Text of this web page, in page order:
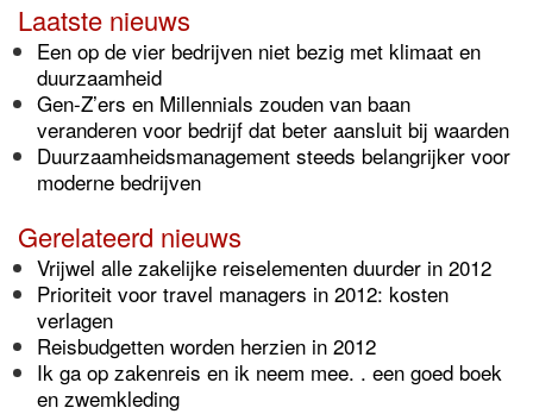
Laatste nieuws
Een op de vier bedrijven niet bezig met klimaat en
duurzaamheid
Gen-Z’ers en Millennials zouden van baan
veranderen voor bedrijf dat beter aansluit bij waarden
Duurzaamheidsmanagement steeds belangrijker voor
moderne bedrijven
Gerelateerd nieuws
Vrijwel alle zakelijke reiselementen duurder in 2012
Prioriteit voor travel managers in 2012: kosten
verlagen
Reisbudgetten worden herzien in 2012
Ik ga op zakenreis en ik neem mee. . een goed boek
en zwemkleding